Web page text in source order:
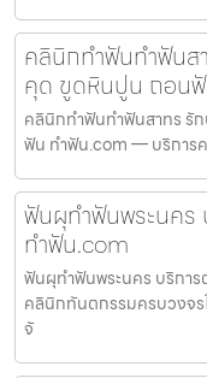
คลินิกทำฟันทำฟันส
คุด ขูดหินปูน ถอน
คลินิกทำฟันทำฟันสาทร รั
ฟัน ทำฟัน.com — บริการ
ฟันผุทำฟันพระนคร
ทำฟัน.com
ฟันผุทำฟันพระนคร บริกา
คลินิกทันตกรรมครบวงจ
จั